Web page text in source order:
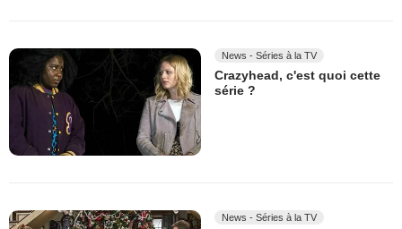
News - Séries à la TV
Crazyhead, c'est quoi cette
série ?
News - Séries à la TV